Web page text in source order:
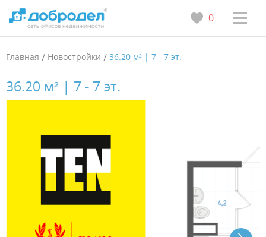
0
Главная / Новостройки / 36.20 м² | 7 - 7 эт.
36.20 м² | 7 - 7 эт.